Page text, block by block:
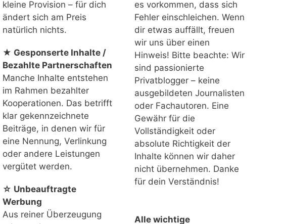
kleine Provision – für dich
ändert sich am Preis
natürlich nichts.
★ Gesponserte Inhalte /
Bezahlte Partnerschaften
Manche Inhalte entstehen
im Rahmen bezahlter
Kooperationen. Das betrifft
klar gekennzeichnete
Beiträge, in denen wir für
eine Nennung, Verlinkung
oder andere Leistungen
vergütet werden.
☆ Unbeauftragte
Werbung
Aus reiner Überzeugung
es vorkommen, dass sich
Fehler einschleichen. Wenn
dir etwas auffällt, freuen
wir uns über einen
Hinweis! Bitte beachte: Wir
sind passionierte
Privatblogger – keine
ausgebildeten Journalisten
oder Fachautoren. Eine
Gewähr für die
Vollständigkeit oder
absolute Richtigkeit der
Inhalte können wir daher
nicht übernehmen. Danke
für dein Verständnis!
Alle wichtige